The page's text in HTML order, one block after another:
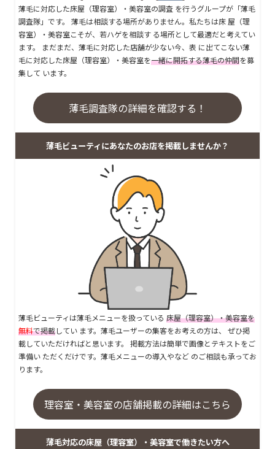
薄毛に対応した床屋（理容室）・美容室の調査 を行うグループが「薄毛
調査隊」です。 薄毛は相談する場所がありません。私たちは床 屋（理
容室）・美容室こそが、若ハゲを相談す る場所として最適だと考えてい
ます。 まだまだ、薄毛に対応した店舗が少ない今、表 に出てこない薄
毛に対応した床屋（理容室）・美容室を一緒に開拓する薄毛の仲間を募
集して います。
薄毛調査隊の詳細を確認する！
薄毛ビューティにあなたのお店を掲載しませんか？
薄毛ビューティは薄毛メニューを扱っている 床屋（理容室）・美容室を
無料で掲載してい ます。薄毛ユーザーの集客をお考えの方は、 ぜひ掲
載していただければと思います。 掲載方法は簡単で画像とテキストをご
準備い ただくだけです。薄毛メニューの導入やなど のご相談も承ってお
ります。
理容室・美容室の店舗掲載の詳細はこちら
薄毛対応の床屋（理容室）・美容室で働きたい方へ